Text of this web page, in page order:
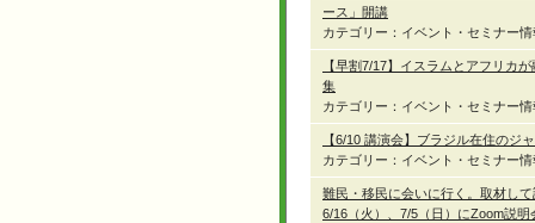
ース」開講
カテゴリー：イベント・セミナー情
【早割7/17】イスラムとアフリカ
集
カテゴリー：イベント・セミナー情
【6/10 講演会】ブラジル在住のジ
カテゴリー：イベント・セミナー情
難民・移民に会いに行く。取材し
6/16（火）、7/5（日）にZoom説明